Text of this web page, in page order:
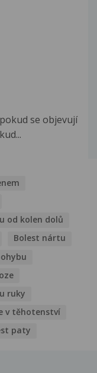
se objevují
od kolen dolů
Bolest nártu
ruky
v těhotenství
paty